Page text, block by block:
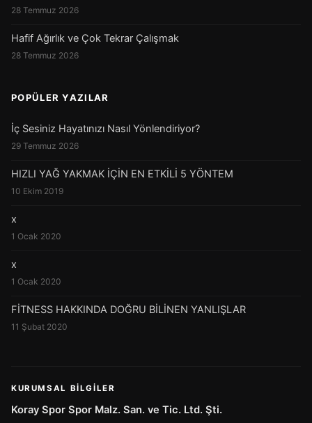
28 Temmuz 2026
Hafif Ağırlık ve Çok Tekrar Çalışmak
28 Temmuz 2026
POPÜLER YAZILAR
İç Sesiniz Hayatınızı Nasıl Yönlendiriyor?
29 Temmuz 2026
HIZLI YAĞ YAKMAK İÇİN EN ETKİLİ 5 YÖNTEM
10 Ekim 2019
x
1 Ocak 2020
x
1 Ocak 2020
FİTNESS HAKKINDA DOĞRU BİLİNEN YANLIŞLAR
11 Şubat 2020
KURUMSAL BILGILER
Koray Spor Spor Malz. San. ve Tic. Ltd. Şti.